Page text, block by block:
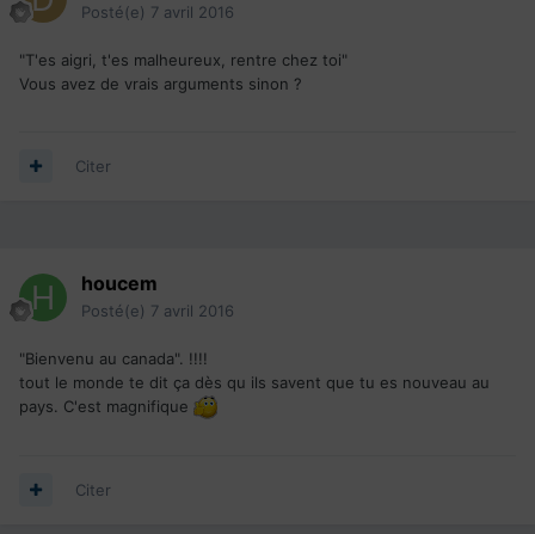
Posté(e) 7 avril 2016
"T'es aigri, t'es malheureux, rentre chez toi"
Vous avez de vrais arguments sinon ?
Citer
houcem
Posté(e) 7 avril 2016
"Bienvenu au canada". !!!!
tout le monde te dit ça dès qu ils savent que tu es nouveau au
pays. C'est magnifique
Citer